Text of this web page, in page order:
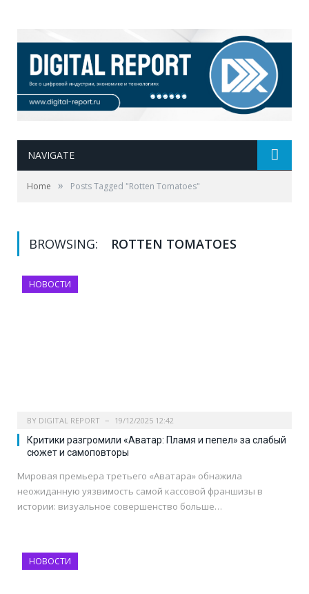
NAVIGATE
Home » Posts Tagged "Rotten Tomatoes"
BROWSING: ROTTEN TOMATOES
НОВОСТИ
BY DIGITAL REPORT 19/12/2025 12:42
Критики разгромили «Аватар: Пламя и пепел» за слабый
сюжет и самоповторы
Мировая премьера третьего «Аватара» обнажила
неожиданную уязвимость самой кассовой франшизы в
истории: визуальное совершенство больше…
НОВОСТИ